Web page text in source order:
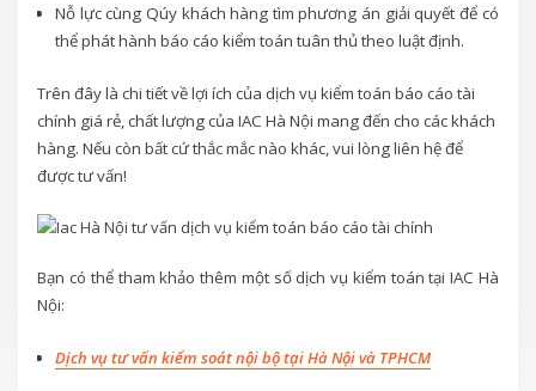
Nỗ lực cùng Qúy khách hàng tìm phương án giải quyết để có
thể phát hành báo cáo kiểm toán tuân thủ theo luật định.
Trên đây là chi tiết về lợi ích của dịch vụ kiểm toán báo cáo tài
chính giá rẻ, chất lượng của IAC Hà Nội mang đến cho các khách
hàng. Nếu còn bất cứ thắc mắc nào khác, vui lòng liên hệ để
được tư vấn!
Bạn có thể tham khảo thêm một số dịch vụ kiểm toán tại IAC Hà
Nội:
Dịch vụ tư vấn kiểm soát nội bộ tại Hà Nội và TPHCM